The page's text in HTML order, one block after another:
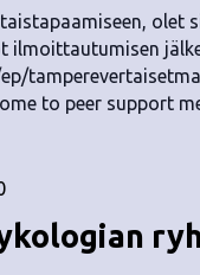
olet
ilmoittautumisen
to peer support